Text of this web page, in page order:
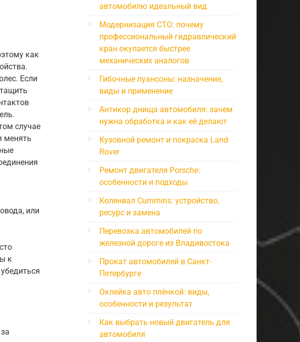
как
Если
случае
менять
или
к
автомобилю идеальный вид
Модернизация СТО: почему
профессиональный гидравлический
кран окупается быстрее
механических аналогов
Гибочные пуансоны: назначение,
виды и применение
Антикор днища автомобиля: зачем
нужна обработка и как её делают
Кузовной ремонт и покраска Land
Rover
Ремонт двигателя Porsche:
особенности и подходы
Коленвал Cummins: устройство,
ресурс и замена
Перевозка автомобилей по
железной дороге из Владивостока
Прокат автомобилей в Санкт-
Петербурге
Оклейка авто плёнкой: виды,
особенности и результат
Как выбрать новый двигатель для
автомобиля